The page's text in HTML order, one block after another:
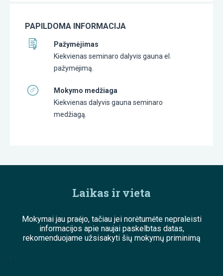
PAPILDOMA INFORMACIJA
Pažymėjimas
Kiekvienas seminaro dalyvis gauna el.
pažymėjimą.
Mokymo medžiaga
Kiekvienas dalyvis gauna seminaro
medžiagą.
Laikas ir vieta
Mokymai jau praėjo, tačiau jei norėtumėte nepraleisti
informacijos apie naujai paskelbtas datas,
rekomenduojame užsisakyti šių mokymų priminimą
;